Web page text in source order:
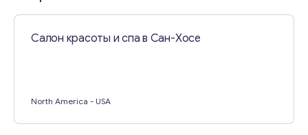
Салон красоты и спа в Сан-Хосе
North America - USA